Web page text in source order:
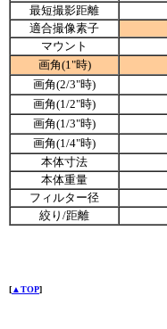
最短撮影距離
適合撮像素子
マウント
画角(1"時)
画角(2/3"時)
画角(1/2"時)
画角(1/3"時)
画角(1/4"時)
本体寸法
本体重量
フィルター径
絞り/距離
[▲TOP]